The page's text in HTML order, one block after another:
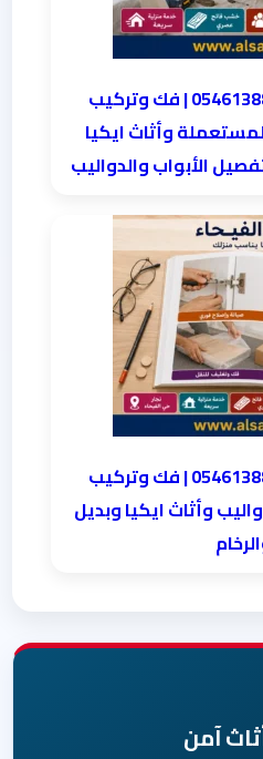
نجار الحمراء بمكة 0546138860⁩ | فك وتركيب
وأثاث ايكيا
الأبواب والدواليب
نجار الفيحاء بمكة 0546138860⁩ | فك وتركيب
وأثاث ايكيا وبديل
آمن